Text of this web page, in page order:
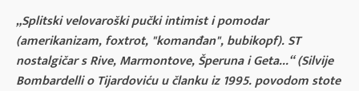
„Splitski velovaroški pučki intimist i pomodar
(amerikanizam, foxtrot, "komanđan", bubikopf). ST
nostalgičar s Rive, Marmontove, Šperuna i Geta...“(Silvije
Bombardelli o Tijardoviću u članku iz 1995. povodom stote